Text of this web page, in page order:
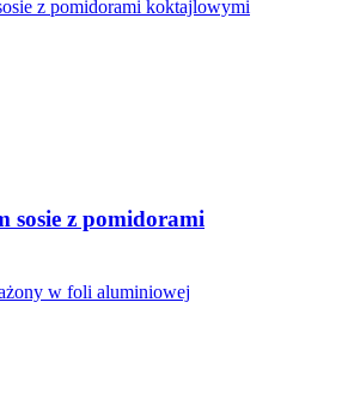
sosie z pomidorami